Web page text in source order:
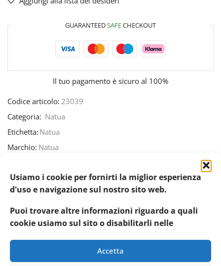
Usiamo i cookie per fornirti la miglior esperienza
d'uso e navigazione sul nostro sito web.
Puoi trovare altre informazioni riguardo a quali
cookie usiamo sul sito o disabilitarli nelle
Accetta
GUARANTEEDSAFECHECKOUT
Il tuo pagamento è sicuro al 100%
Codice articolo: 23039
Categoria: Natua
Etichetta: Natua
Marchio: Natua
Ingredienti: Tonnetto 52% – Aragosta 5% – Riso 1.5%
Componenti analitici: Proteina grezza 12.5% – Grassi
grezzi 1% – Ceneri grezze 0.8% – Fibra grezza 0.5% –